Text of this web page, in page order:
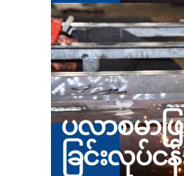
ပလာစမာ
ခြင်းလုပ်င